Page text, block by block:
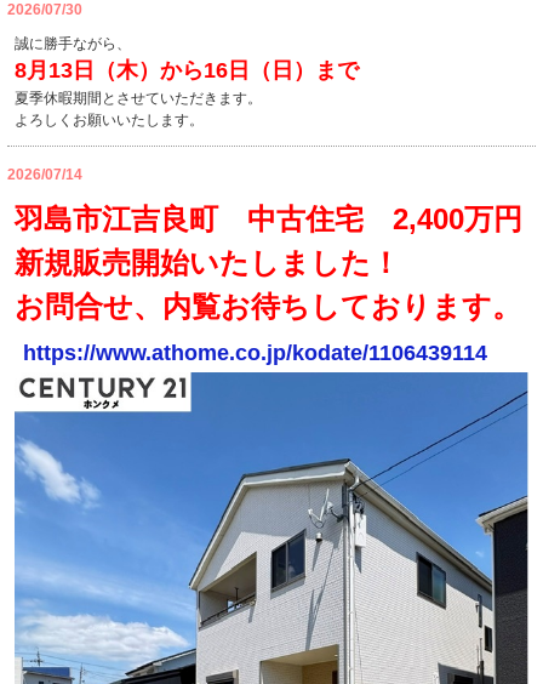
2026/07/30
誠に勝手ながら、
8月13日（木）から16日（日）まで
夏季休暇期間とさせていただきます。
よろしくお願いいたします。
2026/07/14
羽島市江吉良町 中古住宅 2,400万円
新規販売開始いたしました！
お問合せ、内覧お待ちしております。
https://www.athome.co.jp/kodate/1106439114